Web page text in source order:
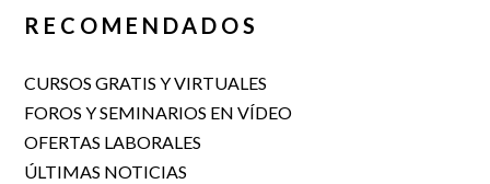
RECOMENDADOS
CURSOS GRATIS Y VIRTUALES
FOROS Y SEMINARIOS EN VÍDEO
OFERTAS LABORALES
ÚLTIMAS NOTICIAS